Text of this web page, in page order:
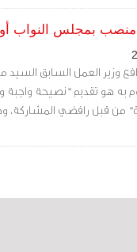
منصب بمجلس النواب
وزير العمل السابق السيد
به هو تقديم "نصيحة
من قبل رافضي المشاركة،